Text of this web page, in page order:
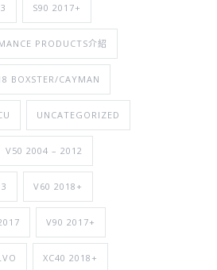
S90 2017+
PRODUCTS介紹
BOXSTER/CAYMAN
UNCATEGORIZED
V50 2004 – 2012
V60 2018+
V90 2017+
XC40 2018+